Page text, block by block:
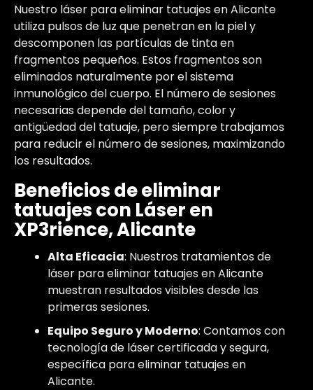
Nuestro láser para eliminar tatuajes en Alicante
utiliza pulsos de luz que penetran en la piel y
descomponen las partículas de tinta en
fragmentos pequeños. Estos fragmentos son
eliminados naturalmente por el sistema
inmunológico del cuerpo. El número de sesiones
necesarias depende del tamaño, color y
antigüedad del tatuaje, pero siempre trabajamos
para reducir el número de sesiones, maximizando
los resultados.
Beneficios de eliminar
tatuajes con Láser en
XP3rience, Alicante
Alta Eficacia: Nuestros tratamientos de
láser para eliminar tatuajes en Alicante
muestran resultados visibles desde las
primeras sesiones.
Equipo Seguro y Moderno: Contamos con
tecnología de láser certificada y segura,
específica para eliminar tatuajes en
Alicante.